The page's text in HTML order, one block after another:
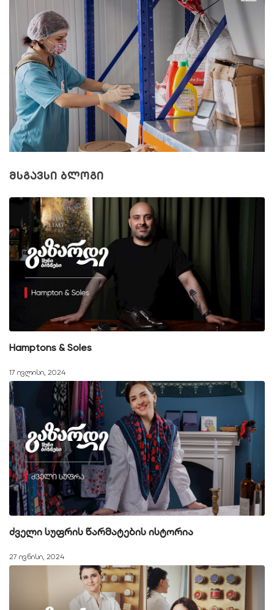
მსგავსი ბლოგი
Hamptons & Soles
17 ივლისი, 2024
ძველი სუფრის წარმატების ისტორია
27 ივნისი, 2024